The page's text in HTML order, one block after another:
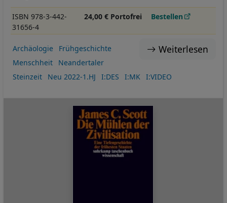
ISBN 978-3-442-
31656-4
24,00 € Portofrei Bestellen
Weiterlesen
Archäologie
Frühgeschichte
Menschheit
Neandertaler
Steinzeit
Neu 2022-1.HJ I:DES I:MK I:VIDEO